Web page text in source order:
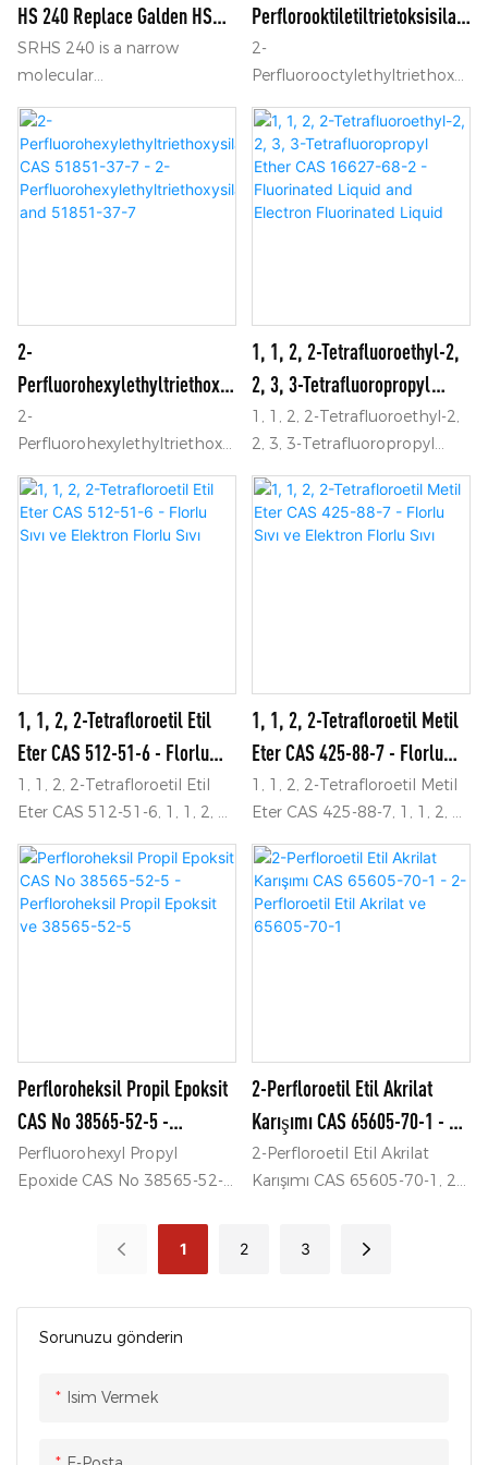
Sorunuzu gönderin
Isim Vermek
temizleyebilir. Elektronik
bileşenler (devre kartları,
ürünler (cerrahi ekipman,
implantlar ve protezler) gibi
hassas bileşenlerin
infiltrasyon ve gaz fazı
temizliği için uygundur.
HS 240 Replace Galden HS
240
SRHS 240 is a narrow
molecular
perfluoropolyether product
with excellent chemical
resistance, thermal resistance
and dielectric properties, non
toxicity, no flash point, no
Vapor Phase Soldering
process
Perflorooktiletiltrietoksisilan
CAS 101947-16-4 - 2-
Perflorooktiletiltrietoksisilan
Ve 101947-16-4
2-
Perfluorooctylethyltriethoxys
ilane CAS 101947-16-4, 2-
Perfluorooctylethyltriethoxys
ilane CAS 101947-16-4 -
Ningbo Samreal Chemical
Co., Ltd adresinden 2-
2-
Perfluorohexylethyltriethoxy
Silane CAS 51851-37-7 - 2-
Perfluorohexylethyltriethoxy
Silane And 51851-37-7
2-
Perfluorohexylethyltriethoxys
ilane CAS 51851-37-7, Find
Details and Price about 2-
Perfluorohexylethyltriethoxys
1, 1, 2, 2-Tetrafluoroethyl-2,
2, 3, 3-Tetrafluoropropyl
Ether CAS 16627-68-2 -
Fluorinated Liquid And
Electron Fluorinated Liquid
1, 1, 2, 2-Tetrafluoroethyl-2,
2, 3, 3-Tetrafluoropropyl
Ether CAS 16627-68-2, Find
Details and Price about
Fluorinated Liquid Electron
1, 1, 2, 2-Tetrafloroetil Etil
Eter CAS 512-51-6 - Florlu
Sıvı Ve Elektron Florlu Sıvı
1, 1, 2, 2-Tetrafloroetil Etil
Eter CAS 512-51-6, 1, 1, 2, 2-
Tetrafloroetil Etil Eter CAS
512-51-6&39;dan Florlu Sıvı
Elektron Florlu Sıvı hakkında
Ayrıntılar ve Fiyat Bulun -
1, 1, 2, 2-Tetrafloroetil Metil
Eter CAS 425-88-7 - Florlu
Sıvı Ve Elektron Florlu Sıvı
1, 1, 2, 2-Tetrafloroetil Metil
Eter CAS 425-88-7, 1, 1, 2, 2-
Tetrafloroetil Metil Eter CAS
425-88-7&39;den Florlu Sıvı
Elektron Florlu Sıvı hakkında
Ayrıntılar ve Fiyat Bulun -
Perfloroheksil Propil Epoksit
CAS No 38565-52-5 -
Perfloroheksil Propil Epoksit
Ve 38565-52-5
Perfluorohexyl Propyl
Epoxide CAS No 38565-52-5,
Epoxide 38565-52-5
bulun
2-Perfloroetil Etil Akrilat
Karışımı CAS 65605-70-1 - 2-
Perfloroetil Etil Akrilat Ve
65605-70-1
2-Perfloroetil Etil Akrilat
Karışımı CAS 65605-70-1, 2-
1 2 3